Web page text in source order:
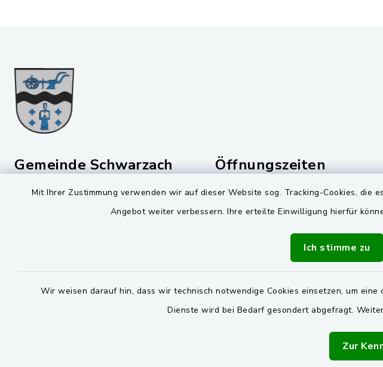
Mit Ihrer Zustimmung verwenden wir auf dieser Website sog. Tracking-Cookies,
Angebot weiter verbessern. Ihre erteilte Einwilligung hierfür
Ich stimme zu
Wir weisen darauf hin, dass wir technisch notwendige Cookies einsetzen, um
Dienste wird bei Bedarf gesondert abgefragt.
Zur
Gemeinde Schwarzach
b. Nabburg
09435 309-227
info@schwarzach-bei-
Öffnungszeiten
Montag bis Freitag:
08:00-12:00 Uhr
Montag und Dienstag zusätzlich:
14:00-16:00 Uhr
Donnerstag zusätzlich
14:00-17:00 Uhr
Bitte vereinbaren Sie einen